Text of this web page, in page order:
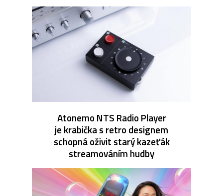
Atonemo NTS Radio Player
je krabička s retro designem
schopná oživit starý kazeťák
streamováním hudby